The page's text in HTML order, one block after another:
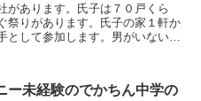
があります。氏子は７０戸くら
祭りがあります。氏子の家１軒か
して参加します。男がいない家
ー未経験のでかちん中学の